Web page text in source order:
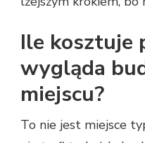
Ile kosztuje
wygląda
miejscu?
To nie jest miejsce